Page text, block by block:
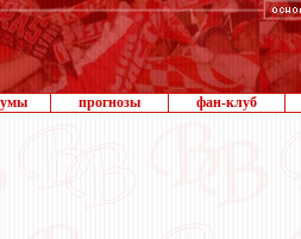
прогнозы фан-клуб